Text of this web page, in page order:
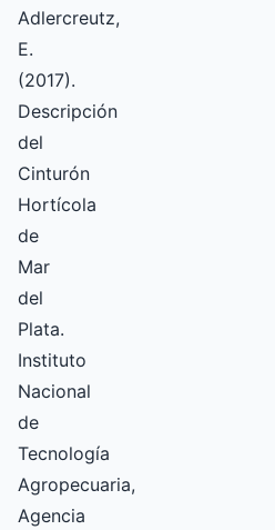
Adlercreutz,
E.
(2017).
Descripción
del
Cinturón
Hortícola
de
Mar
del
Plata.
Instituto
Nacional
de
Tecnología
Agropecuaria,
Agencia